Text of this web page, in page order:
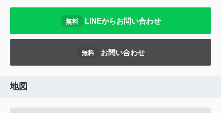
無料 LINEからお問い合わせ
無料 お問い合わせ
地図